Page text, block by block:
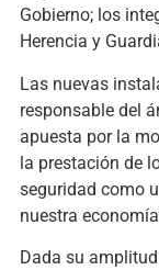
Gobierno; los
Herencia y
Las nuevas
responsable del
apuesta por la
la prestación de
seguridad como
nuestra
Dada su